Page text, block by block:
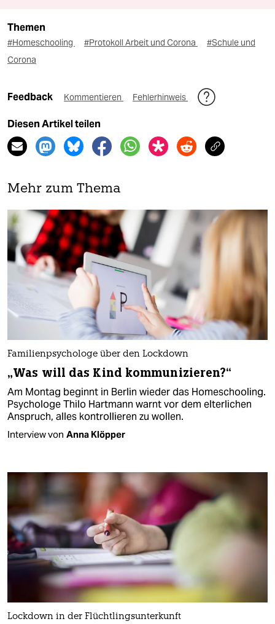
Themen
#Homeschooling #Protokoll Arbeit und Corona
#Schule und
Corona
Feedback Kommentieren Fehlerhinweis
Diesen Artikel teilen
Mehr zum Thema
Familienpsychologe über den Lockdown
„Was will das Kind kommunizieren?“
Am Montag beginnt in Berlin wieder das Homeschooling.
Psychologe Thilo Hartmann warnt vor dem elterlichen
Anspruch, alles kontrollieren zu wollen.
Interview von Anna Klöpper
Lockdown in der Flüchtlingsunterkunft